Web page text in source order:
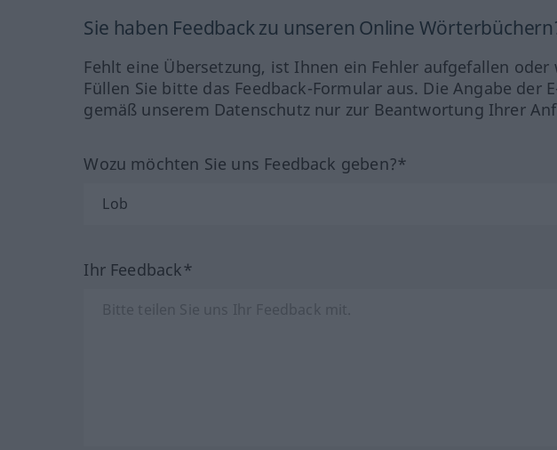
Sie haben Feedback zu unseren Online
Fehlt eine Übersetzung, ist Ihnen ein Fehler aufgefallen
Füllen Sie bitte das Feedback-Formular aus. Die Angabe
gemäß unserem Datenschutz nur zur Beantwortung Ihrer
Wozu möchten Sie uns Feedback geben?*
Ihr Feedback*